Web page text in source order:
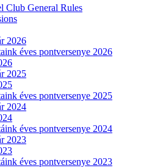
Club General Rules
2026
éves pontversenye 2026
2025
éves pontversenye 2025
2024
éves pontversenye 2024
2023
éves pontversenye 2023